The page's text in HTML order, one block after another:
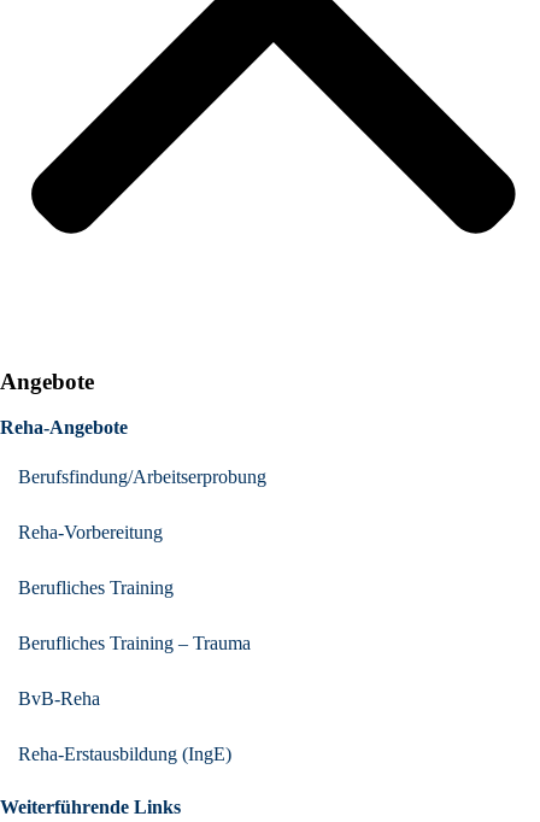
Angebote
Reha-Angebote
Berufsfindung/Arbeitserprobung
Reha-Vorbereitung
Berufliches Training
Berufliches Training – Trauma
BvB-Reha
Reha-Erstausbildung (IngE)
Weiterführende Links